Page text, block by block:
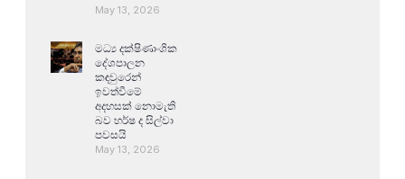
May 13, 2026
මධ්‍ය දක්ෂිණාංශික
දේශපාලන
කඳවුරෙන්
ඉවත්වීමේ
අදහසක් නොමැති
බව හර්ෂ ද සිල්වා
පවසයි
May 13, 2026